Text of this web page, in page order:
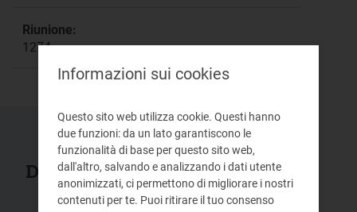
Riunione:
1274
Documenti collegati
Informazioni sui cookies
Questo sito web utilizza cookie. Questi hanno
due funzioni: da un lato garantiscono le
funzionalità di base per questo sito web,
dall'altro, salvando e analizzando i dati utente
anonimizzati, ci permettono di migliorare i nostri
contenuti per te. Puoi ritirare il tuo consenso